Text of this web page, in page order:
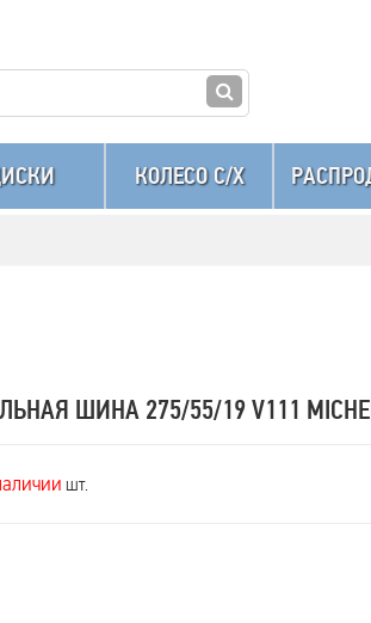
КОЛЕСО C/X
ШИНА 275/55/19 V111
шт.